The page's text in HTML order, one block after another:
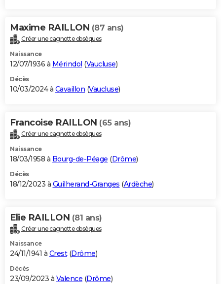
Maxime RAILLON (87 ans)
Créer une cagnotte obsèques
Naissance
12/07/1936 à Mérindol (Vaucluse)
Décès
10/03/2024 à Cavaillon (Vaucluse)
Francoise RAILLON (65 ans)
Créer une cagnotte obsèques
Naissance
18/03/1958 à Bourg-de-Péage (Drôme)
Décès
18/12/2023 à Guilherand-Granges (Ardèche)
Elie RAILLON (81 ans)
Créer une cagnotte obsèques
Naissance
24/11/1941 à Crest(Drôme)
Décès
23/09/2023 à Valence (Drôme)